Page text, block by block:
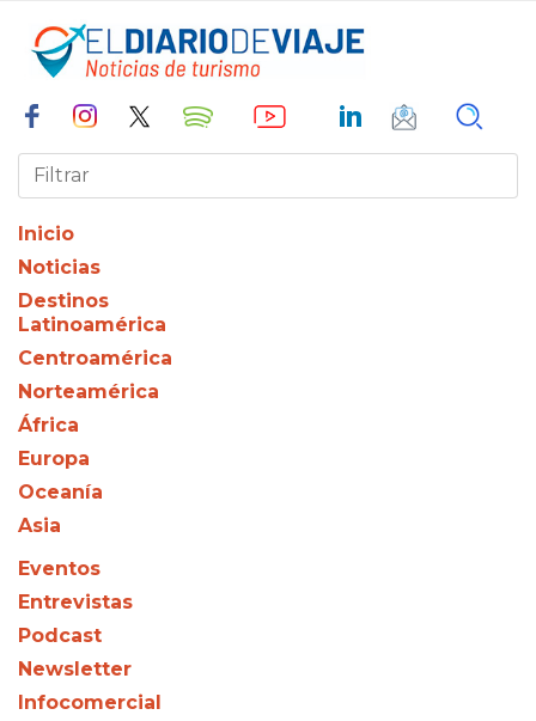
Inicio
Noticias
Destinos
Latinoamérica
Centroamérica
Norteamérica
África
Europa
Oceanía
Asia
Eventos
Entrevistas
Podcast
Newsletter
Infocomercial